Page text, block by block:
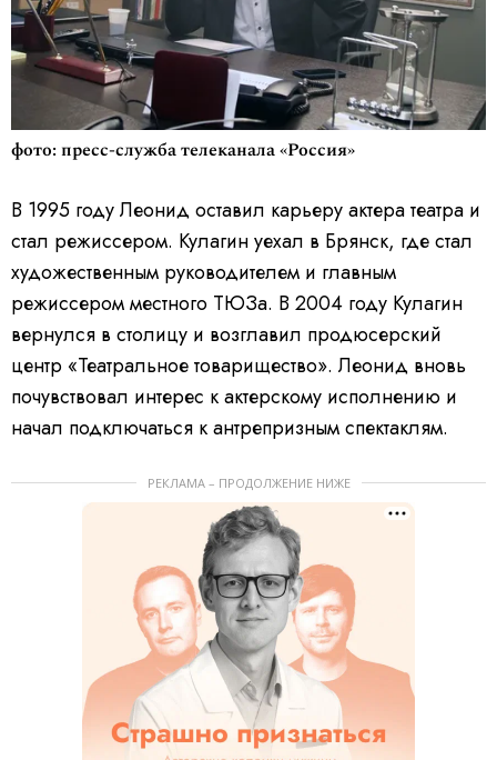
фото: пресс-служба телеканала «Россия»
В 1995 году Леонид оставил карьеру актера театра и
стал режиссером. Кулагин уехал в Брянск, где стал
художественным руководителем и главным
режиссером местного ТЮЗа. В 2004 году Кулагин
вернулся в столицу и возглавил продюсерский
центр «Театральное товарищество». Леонид вновь
почувствовал интерес к актерскому исполнению и
начал подключаться к антрепризным спектаклям.
РЕКЛАМА – ПРОДОЛЖЕНИЕ НИЖЕ